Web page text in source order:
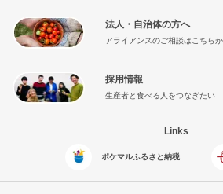
法人・自治体の方へ
アライアンスのご相談はこちら
採用情報
生産者と食べる人をつなぎたい
Links
ポケマルふるさと納税